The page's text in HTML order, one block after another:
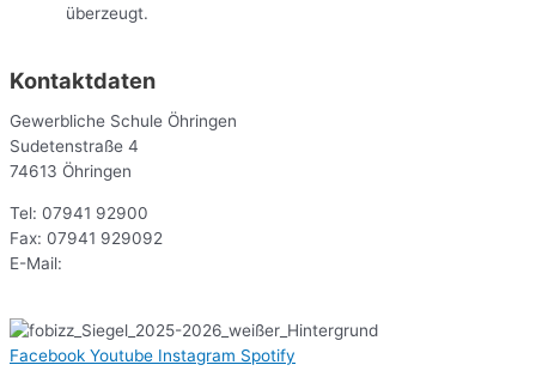
überzeugt.
Kontaktdaten
Gewerbliche Schule Öhringen
Sudetenstraße 4
74613 Öhringen
Tel: 07941 92900
Fax: 07941 929092
E-Mail:
Facebook Youtube Instagram Spotify